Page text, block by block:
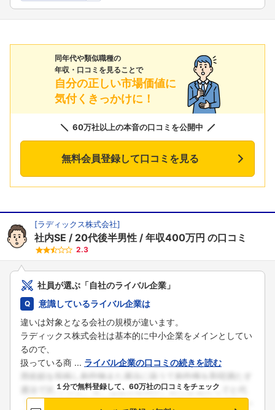
同年代や類似職種の
年収・口コミを見ることで
自分の正しい市場価値に
気付くきっかけに！
60万社以上の本音の口コミを公開中
無料会員登録して口コミを見る
[ラディックス株式会社]
社内SE 20代後半男性 年収400万円 の口コミ
2.3
社員が選ぶ「自社のライバル企業」
意識しているライバル企業は
違いは対象となる会社の規模が違います。
ラディックス株式会社は基本的に中小企業をメインとしてい
るので、
扱っている商 ... ライバル企業の口コミの続きを読む
１分で無料登録して、60万社の口コミをチェック